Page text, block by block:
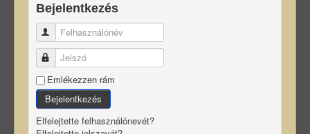
Bejelentkezés
Felhasználónév
Jelszó
Emlékezzen rám
Bejelentkezés
Elfelejtette felhasználónevét?